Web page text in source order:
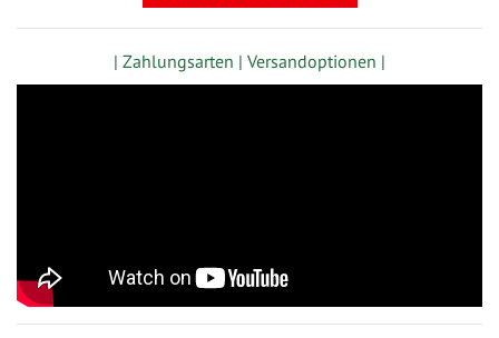
| Zahlungsarten | Versandoptionen |